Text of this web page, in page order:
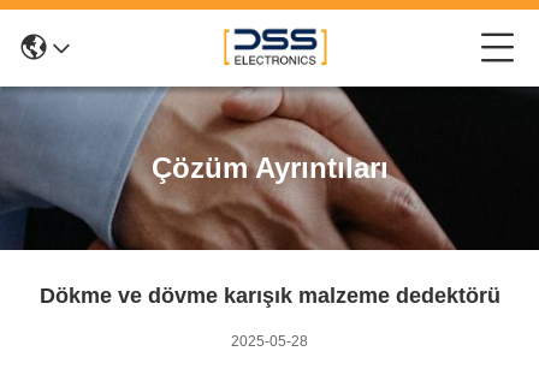
Çözüm Ayrıntıları
Dökme ve dövme karışık malzeme dedektörü
2025-05-28